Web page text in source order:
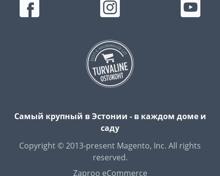
Самый крупный в Эстонии - в каждом доме и
саду
Copyright © 2013-present Magento, Inc. All rights
reserved.
Zaproo eCommerce